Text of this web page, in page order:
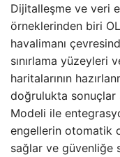
Dijitalleşme ve veri
örneklerinden biri
havalimanı
sınırlama yüzeyleri
haritalarının
doğrulukta sonuçlar
Modeli ile
engellerin otomatik
sağlar ve güvenliğe